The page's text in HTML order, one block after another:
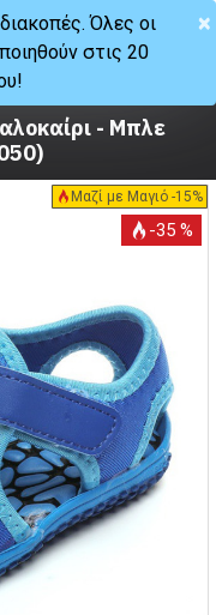
- Μπλε
Μαζί με Μαγιό -15%
-35 %
×
Όλες οι
στις 20